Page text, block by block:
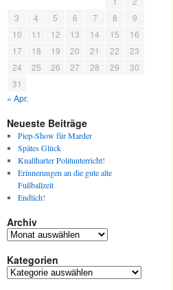
3
4 5 6 7 8
9
10
11 12 13 14 15
16
17
18 19 20 21 22
23
24
25 26 27 28 29
30
31
« Apr.
Neueste Beiträge
Piep-Show für Marder
Spätes Glück
Knallharter Politunterricht!
Erinnerungen an die gute alte
Fußballzeit
Endlich!
Archiv
Archiv
Kategorien
Kategorien